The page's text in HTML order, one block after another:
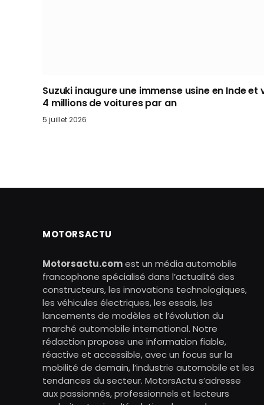
Suzuki inaugure une immense usine en Inde et
4 millions de voitures par an
5 juillet 2026
MOTORSACTU
Motorsactu.comest un média automobile
francophone spécialisé dans l’actualité des
constructeurs, les innovations technologiques,
les véhicules électriques, les essais, les
lancements de modèles et l’évolution du
marché automobile international. Notre
rédaction propose une information fiable,
réactive et accessible, avec un focus sur la
mobilité de demain, l’industrie automobile et les
tendances du secteur. MotorsActu s’adresse
aux passionnés, professionnels et lecteurs